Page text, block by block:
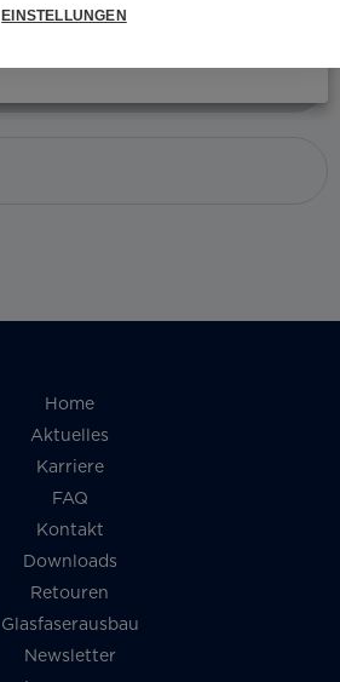
Home
Aktuelles
Karriere
FAQ
Kontakt
Downloads
Retouren
Glasfaserausbau
Newsletter
EINSTELLUNGEN